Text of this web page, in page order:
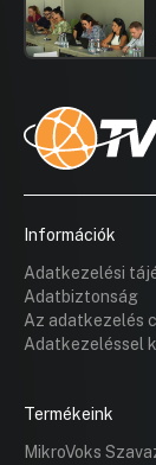
Információk
Adatkezelési
Adatbiztonság
Az adatkezelés
Adatkezeléssel
Termékeink
MikroVoks